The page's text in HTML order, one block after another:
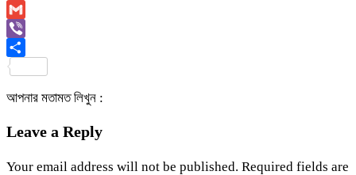
Copy
Link
Gmail
Viber
আপনার মতামত লিখুন :
Leave a Reply
Your email address will not be published. Required fields are